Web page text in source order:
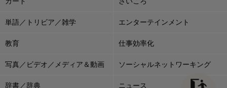
単語／トリビア／雑学 エンターテインメント
教育 仕事効率化
写真／ビデオ／メディア＆動画 ソーシャルネットワーキング
辞書／辞典 ニュース